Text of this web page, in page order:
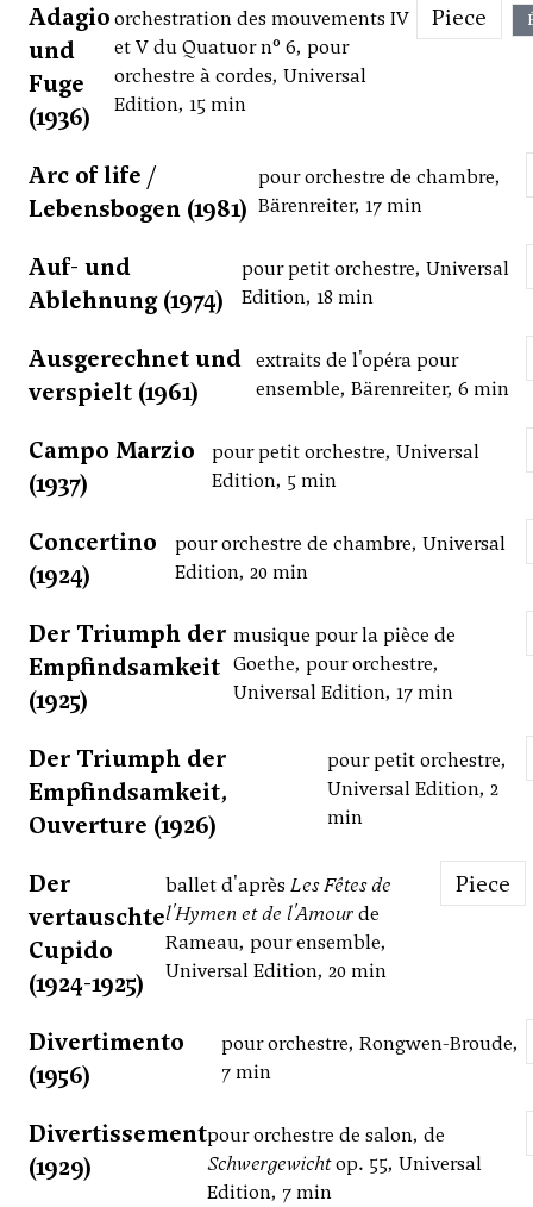
Adagio
und
Fuge
(1936)
orchestration des mouvements IV
et V du Quatuor n° 6, pour
orchestre à cordes, Universal
Edition, 15 min
Piece
Arc of life /
Lebensbogen (1981)
pour orchestre de chambre,
Bärenreiter, 17 min
Auf- und
Ablehnung (1974)
pour petit orchestre, Universal
Edition, 18 min
Ausgerechnet und
verspielt (1961)
extraits de l'opéra pour
ensemble, Bärenreiter, 6 min
Campo Marzio
(1937)
pour petit orchestre, Universal
Edition, 5 min
Concertino
(1924)
pour orchestre de chambre, Universal
Edition, 20 min
Der Triumph der
Empfindsamkeit
(1925)
musique pour la pièce de
Goethe, pour orchestre,
Universal Edition, 17 min
Der Triumph der
Empfindsamkeit,
Ouverture (1926)
pour petit orchestre,
Universal Edition, 2
min
Der
vertauschte
Cupido
(1924-1925)
ballet d'après Les Fêtes de
l'Hymen et de l'Amourde
Rameau, pour ensemble,
Universal Edition, 20 min
Piece
Divertimento
(1956)
pour orchestre, Rongwen-Broude,
7 min
Divertissement
(1929)
pour orchestre de salon, de
Schwergewichtop. 55, Universal
Edition, 7 min